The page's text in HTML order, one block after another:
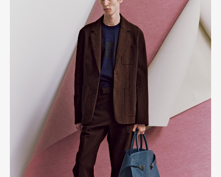
WatchFashion
Cars
Product Culture Lifestyle
Pen Membership
Magazine
Official Columnist
About
Contact
Pen Meet
Pen international Pen tw